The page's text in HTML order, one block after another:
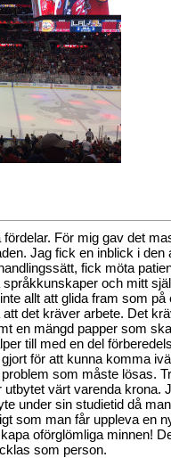
För mig gav det
Jag fick en inblick i den
fick möta
och mitt
allt att glida fram som
det kräver arbete. Det
en mängd papper som
till med en del
för att kunna komma
som måste lösas.
utbytet värt varenda krona.
under sin studietid då
som man får uppleva en
oförglömliga minnen!
som person.